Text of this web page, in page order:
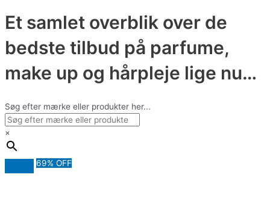
Et samlet overblik over de
bedste tilbud på parfume,
make up og hårpleje lige nu…
Søg efter mærke eller produkter her...
×
69% OFF